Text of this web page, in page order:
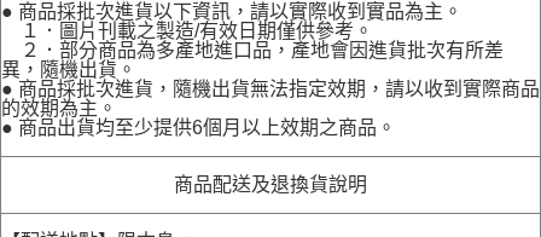
● 商品採批次進貨以下資訊，請以實際收到實品為主。
１．圖片刊載之製造/有效日期僅供參考。
２．部分商品為多產地進口品，產地會因進貨批次有所差
異，隨機出貨。
● 商品採批次進貨，隨機出貨無法指定效期，請以收到實際商品
的效期為主。
● 商品出貨均至少提供6個月以上效期之商品。
商品配送及退換貨說明